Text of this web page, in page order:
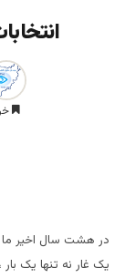
در هشت سال اخیر
یک غار نه تنها یک